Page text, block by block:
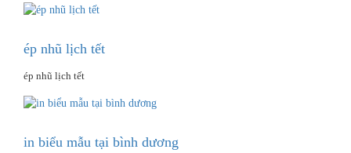
ép nhũ lịch tết
ép nhũ lịch tết
in biểu mẫu tại bình dương